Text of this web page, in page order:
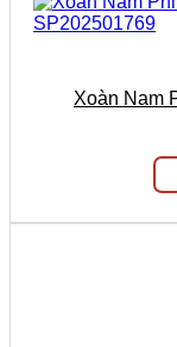
Xoàn Nam